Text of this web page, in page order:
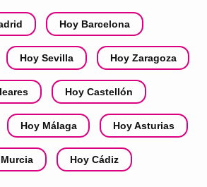
Hoy Barcelona
Hoy Sevilla Hoy Zaragoza
Hoy Castellón
Hoy Málaga Hoy Asturias
Hoy Cádiz